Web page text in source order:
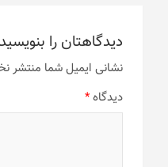
دیدگاهتان را بنویسید
نشانی ایمیل شما منتشر
دیدگاه*